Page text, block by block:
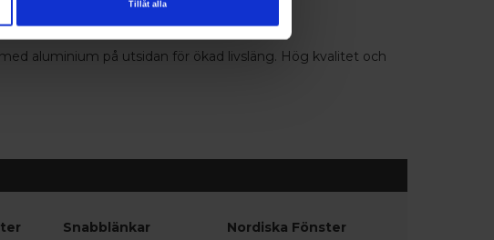
Tillåt alla
aluminium på utsidan för ökad livsläng. Hög kvalitet och
Snabblänkar Nordiska Fönster